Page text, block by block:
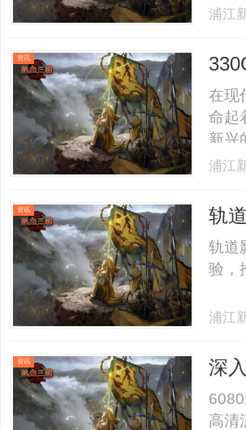
陷入
段性
浦江
资讯
在现
命起
新兴
应用
浦江
资讯 轨
轨道
验，
浦江
资讯 深
高清